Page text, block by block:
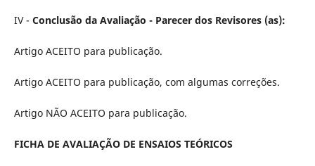
IV - Conclusão da Avaliação - Parecer dos Revisores (as):
Artigo ACEITO para publicação.
Artigo ACEITO para publicação, com algumas correções.
Artigo NÃO ACEITO para publicação.
FICHA DE AVALIAÇÃO DE ENSAIOS TEÓRICOS